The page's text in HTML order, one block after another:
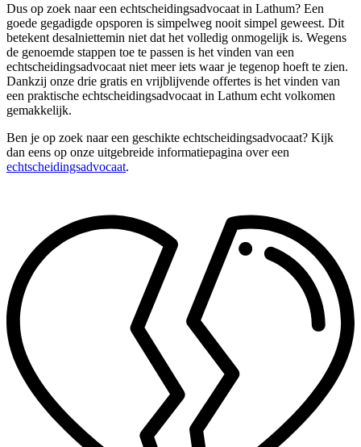
Dus op zoek naar een echtscheidingsadvocaat in Lathum? Een
goede gegadigde opsporen is simpelweg nooit simpel geweest. Dit
betekent desalniettemin niet dat het volledig onmogelijk is. Wegens
de genoemde stappen toe te passen is het vinden van een
echtscheidingsadvocaat niet meer iets waar je tegenop hoeft te zien.
Dankzij onze drie gratis en vrijblijvende offertes is het vinden van
een praktische echtscheidingsadvocaat in Lathum echt volkomen
gemakkelijk.
Ben je op zoek naar een geschikte echtscheidingsadvocaat? Kijk
dan eens op onze uitgebreide informatiepagina over een
echtscheidingsadvocaat.